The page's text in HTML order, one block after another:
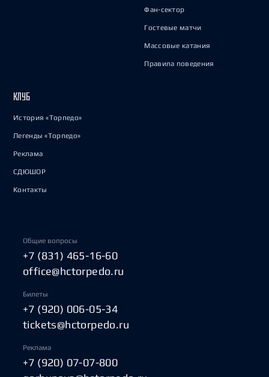
Фан-сектор
Гостевые матчи
Массовые катания
Правила поведения
КЛУБ
История «Торпедо»
Легенды «Торпедо»
Реклама
СДЮШОР
Контакты
Общие вопросы
+7 (831) 465-16-60
office@hctorpedo.ru
Билеты
+7 (920) 006-05-34
tickets@hctorpedo.ru
Реклама
+7 (920) 07-07-800